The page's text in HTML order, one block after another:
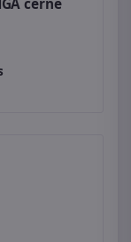
černé